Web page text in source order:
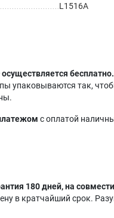
L1516A
бесплатно.
упаковываются так,
с оплатой
180 дней, на
в кратчайший срок.